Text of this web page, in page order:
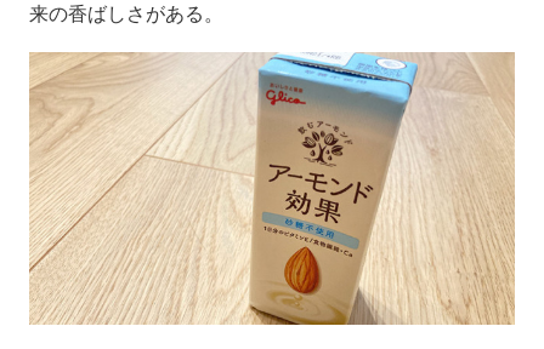
来の香ばしさがある。